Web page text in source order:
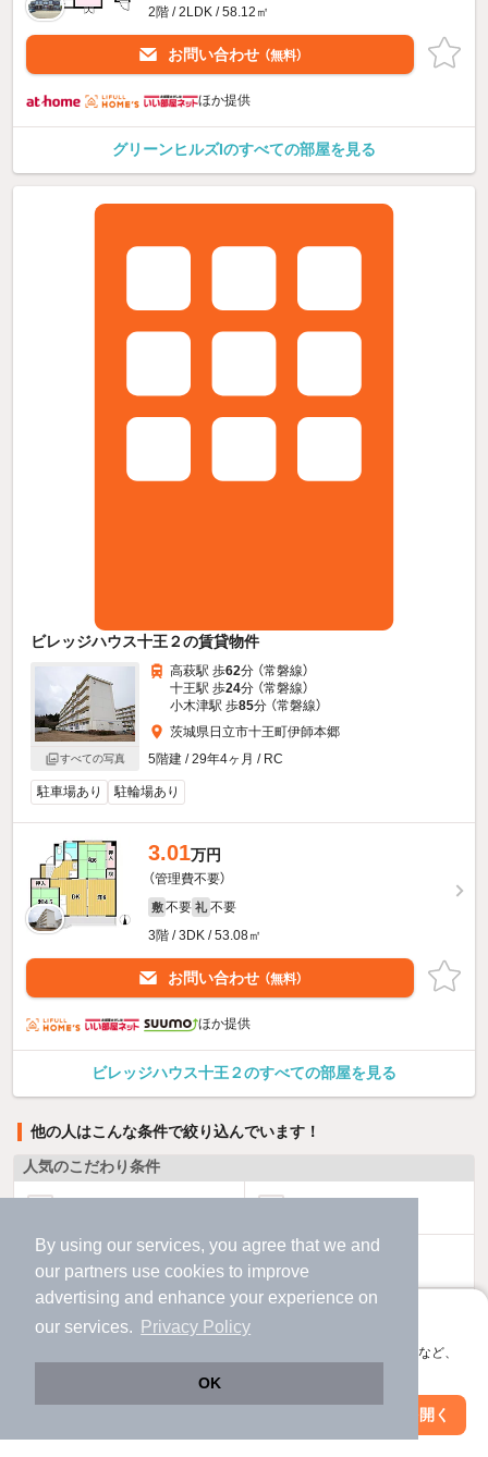
By using our services, you agree that we and
our partners use cookies to improve
advertising and enhance your experience on
our services.
Privacy Policy
OK
アプリに切り替えて、サクサクお部屋探し
会員登録なしですぐ使える。マップ検索やお気に入り保存など、
アプリを開く
2階 / 2LDK / 58.12㎡
お問い合わせ （無料）
ほか提供
グリーンヒルズIのすべての部屋を見る
ビレッジハウス十王２の賃貸物件
すべての写真
高萩駅 歩62分 （常磐線）
十王駅 歩24分 （常磐線）
小木津駅 歩85分 （常磐線）
茨城県日立市十王町伊師本郷
5階建 / 29年4ヶ月 / RC
駐車場あり 駐輪場あり
3.01万円
（管理費不要）
敷 不要 礼 不要
3階 / 3DK / 53.08㎡
お問い合わせ （無料）
ほか提供
ビレッジハウス十王２のすべての部屋を見る
他の人はこんな条件で絞り込んでいます！
人気のこだわり条件
エアコンあり 都市ガス
絞り込み条件を変更